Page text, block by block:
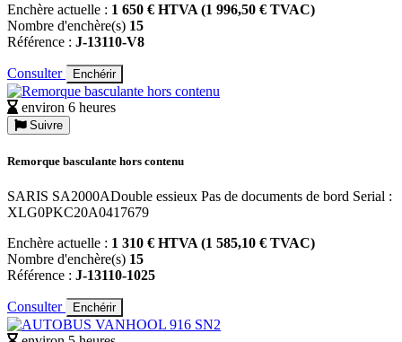
Enchère actuelle : 1 650 € HTVA (1 996,50 € TVAC)
Nombre d'enchère(s) 15
Référence : J-13110-V8
Consulter Enchérir
environ 6 heures
Suivre
Remorque basculante hors contenu
SARIS SA2000ADouble essieux Pas de documents de bord Serial :
XLG0PKC20A0417679
Enchère actuelle : 1 310 € HTVA (1 585,10 € TVAC)
Nombre d'enchère(s) 15
Référence : J-13110-1025
Consulter Enchérir